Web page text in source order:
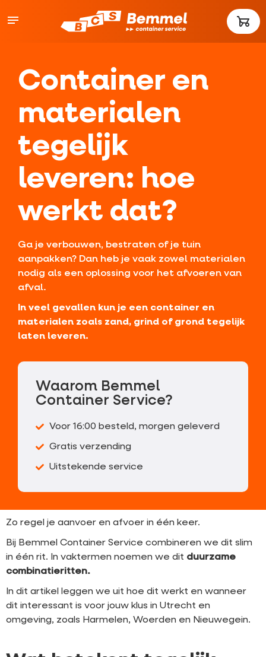
Container en
materialen
tegelijk
leveren: hoe
werkt dat?
Ga je verbouwen, bestraten of je tuin
aanpakken? Dan heb je vaak zowel materialen
nodig als een oplossing voor het afvoeren van
afval.
In veel gevallen kun je een container en
materialen zoals zand, grind of grond tegelijk
laten leveren.
Waarom Bemmel
Container Service?
Voor 16:00 besteld, morgen geleverd
Gratis verzending
Uitstekende service
Zo regel je aanvoer en afvoer in één keer.
Bij Bemmel Container Service combineren we dit slim
in één rit. In vaktermen noemen we dit duurzame
combinatieritten.
In dit artikel leggen we uit hoe dit werkt en wanneer
dit interessant is voor jouw klus in Utrecht en
omgeving, zoals Harmelen, Woerden en Nieuwegein.